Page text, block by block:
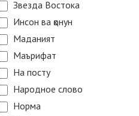
Звезда Востока
Инсон ва қонун
Маданият
Маърифат
На посту
Народное слово
Норма